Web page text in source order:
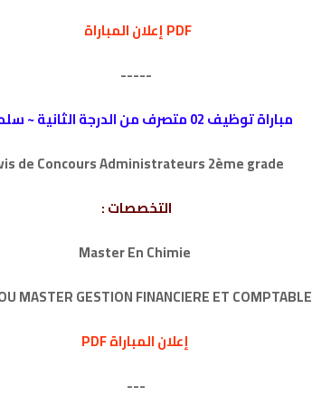
إعلان المباراة PDF
-----
مباراة توظيف 02 متصرف من الدرجة الثانية ~ سلم 11
de Concours Administrateurs 2ème grade
التخصصات :
MASTER GESTION FINANCIERE ET COMPTABLE
إعلان المباراة PDF
---